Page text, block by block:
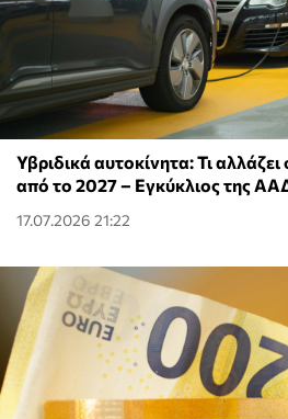
Υβριδικά αυτοκίνητα: Τι
από το 2027 – Εγκύκλιος της
17.07.2026 21:22